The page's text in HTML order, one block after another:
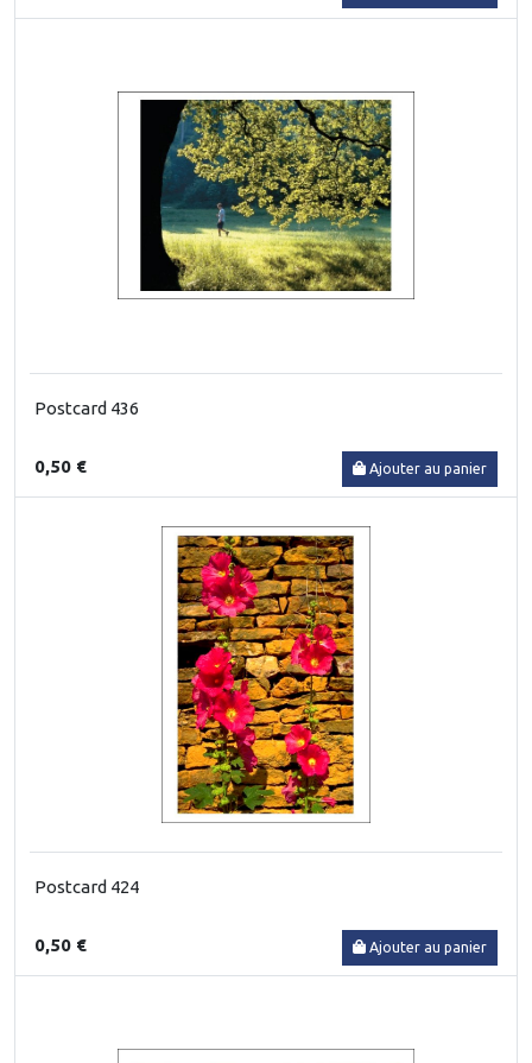
Postcard 436
0,50 € Ajouter au panier
Postcard 424
0,50 € Ajouter au panier